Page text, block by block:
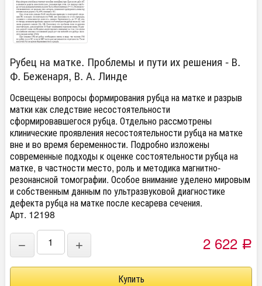
Рубец на матке. Проблемы и пути их решения - В.
Ф. Беженаря, В. А. Линде
Освещены вопросы формирования рубца на матке и разрыв
матки как следствие несостоятельности
сформировавшегося рубца. Отдельно рассмотрены
клинические проявления несостоятельности рубца на матке
вне и во время беременности. Подробно изложены
современные подходы к оценке состоятельности рубца на
матке, в частности место, роль и методика магнитно-
резонансной томографии. Особое внимание уделено мировым
и собственным данным по ультразвуковой диагностике
дефекта рубца на матке после кесарева сечения.
Арт. 12198
− + 2 622 Р